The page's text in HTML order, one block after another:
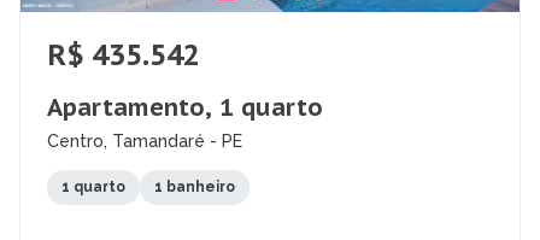
R$ 435.542
Apartamento, 1 quarto
Centro, Tamandaré - PE
1 quarto 1 banheiro